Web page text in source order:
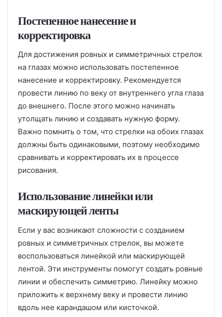
Постепенное нанесение и
корректировка
Для достижения ровных и симметричных стрелок
на глазах можно использовать постепенное
нанесение и корректировку. Рекомендуется
провести линию по веку от внутреннего угла глаза
до внешнего. После этого можно начинать
утолщать линию и создавать нужную форму.
Важно помнить о том, что стрелки на обоих глазах
должны быть одинаковыми, поэтому необходимо
сравнивать и корректировать их в процессе
рисования.
Использование линейки или
маскирующей ленты
Если у вас возникают сложности с созданием
ровных и симметричных стрелок, вы можете
воспользоваться линейкой или маскирующей
лентой. Эти инструменты помогут создать ровные
линии и обеспечить симметрию. Линейку можно
приложить к верхнему веку и провести линию
вдоль нее карандашом или кисточкой.